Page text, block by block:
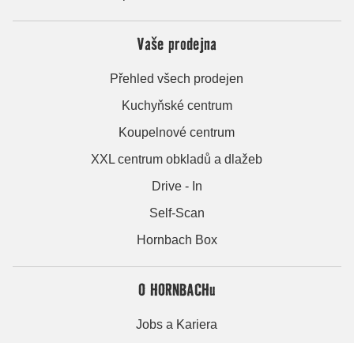
Vaše prodejna
Přehled všech prodejen
Kuchyňské centrum
Koupelnové centrum
XXL centrum obkladů a dlažeb
Drive - In
Self-Scan
Hornbach Box
O HORNBACHu
Jobs a Kariera